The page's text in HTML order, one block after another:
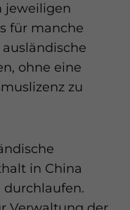
jeweiligen
für manche
ohne eine
zu
in China